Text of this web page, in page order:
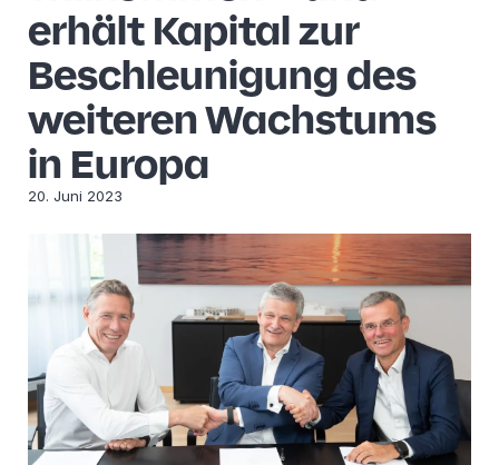
erhält Kapital zur
Beschleunigung des
weiteren Wachstums
in Europa
20. Juni 2023